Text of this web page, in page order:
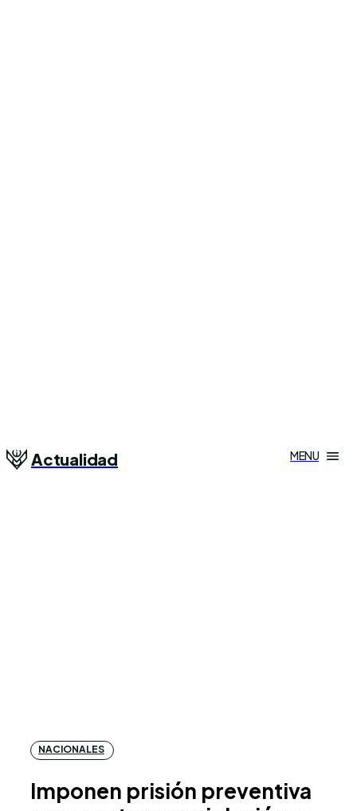
Actualidad MENU
NACIONALES
Imponen prisión preventiva